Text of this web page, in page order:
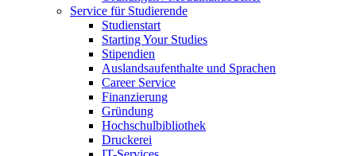
Service für Studierende
Studienstart
Starting Your Studies
Stipendien
Auslandsaufenthalte und Sprachen
Career Service
Finanzierung
Gründung
Hochschulbibliothek
Druckerei